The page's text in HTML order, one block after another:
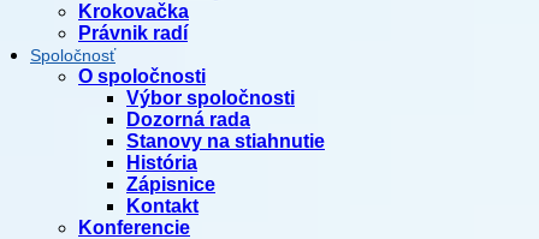
Krokovačka
Právnik radí
Spoločnosť
O spoločnosti
Výbor spoločnosti
Dozorná rada
Stanovy na stiahnutie
História
Zápisnice
Kontakt
Konferencie